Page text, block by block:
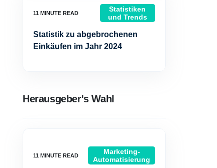
Statistiken
und Trends
Statistik zu abgebrochenen
Einkäufen im Jahr 2024
Herausgeber's Wahl
Marketing-
Automatisierung